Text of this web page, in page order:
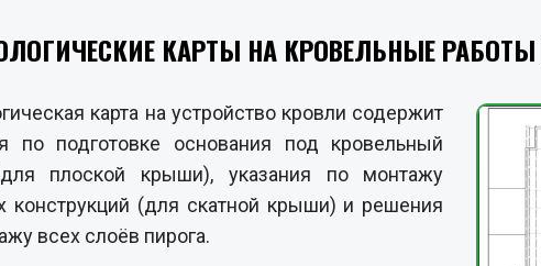
КАРТЫ НА КРОВЕЛЬНЫЕ РАБОТЫ
карта на устройство кровли содержит
по подготовке основания под кровельный
плоской крыши), указания по монтажу
конструкций (для скатной крыши) и решения
всех слоёв пирога.